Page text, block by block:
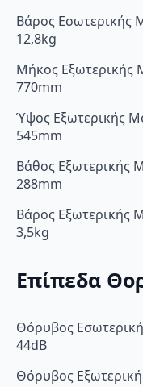
Βάρος Εσωτερικής
12,8kg
Μήκος Εξωτερικής
770mm
Ύψος Εξωτερικής
545mm
Βάθος Εξωτερικής
288mm
Βάρος Εξωτερικής
3,5kg
Επίπεδα
Θόρυβος
44dB
Θόρυβος